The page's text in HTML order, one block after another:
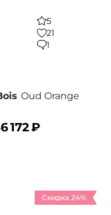
5
21
1
Oud Orange
172₽
Скидка 24%